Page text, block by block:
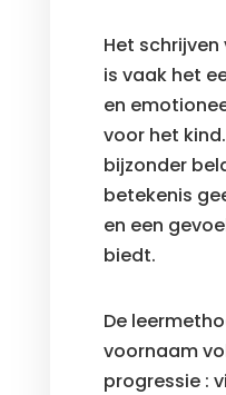
Het
is vaak het
en
voor het
bijzonder
betekenis
en een
biedt.
De
voornaam
progressie :